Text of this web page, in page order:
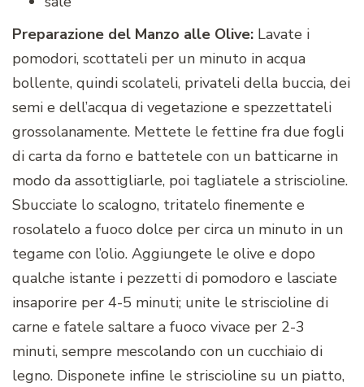
Preparazione del Manzo alle Olive: Lavate i
pomodori, scottateli per un minuto in acqua
bollente, quindi scolateli, privateli della buccia, dei
semi e dell’acqua di vegetazione e spezzettateli
grossolanamente. Mettete le fettine fra due fogli
di carta da forno e battetele con un batticarne in
modo da assottigliarle, poi tagliatele a striscioline.
Sbucciate lo scalogno, tritatelo finemente e
rosolatelo a fuoco dolce per circa un minuto in un
tegame con l’olio. Aggiungete le olive e dopo
qualche istante i pezzetti di pomodoro e lasciate
insaporire per 4-5 minuti; unite le striscioline di
carne e fatele saltare a fuoco vivace per 2-3
minuti, sempre mescolando con un cucchiaio di
legno. Disponete infine le striscioline su un piatto,